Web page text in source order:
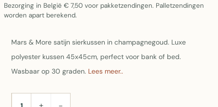
Bezorging in België € 7,50 voor pakketzendingen. Palletzendingen
worden apart berekend.
Mars & More satijn sierkussen in champagnegoud. Luxe
polyester kussen 45x45cm, perfect voor bank of bed.
Wasbaar op 30 graden. Lees meer..